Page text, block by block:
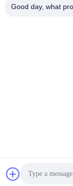
Good day, what